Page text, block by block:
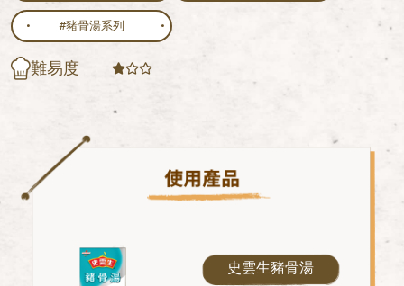
#豬骨湯系列
難易度
史雲生豬骨湯